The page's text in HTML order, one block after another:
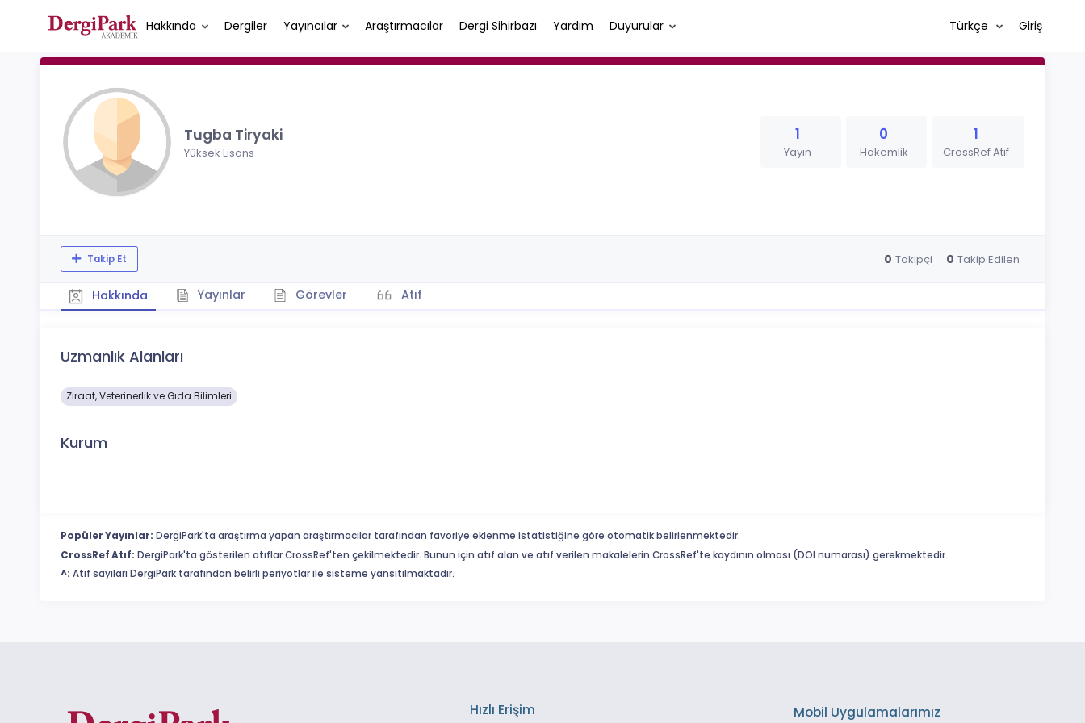
Hakkında Dergiler Yayıncılar Araştırmacılar Dergi Sihirbazı Yardım Duyurular Türkçe Giriş
Tugba Tiryaki
Yüksek Lisans
1
Yayın
0
Hakemlik
1
CrossRef Atıf
Takip Et 0 Takipçi 0 Takip Edilen
Hakkında Yayınlar Görevler Atıf
Uzmanlık Alanları
Ziraat, Veterinerlik ve Gıda Bilimleri
Kurum
Popüler Yayınlar: DergiPark'ta araştırma yapan araştırmacılar tarafından favoriye eklenme istatistiğine göre otomatik belirlenmektedir.
CrossRef Atıf: DergiPark'ta gösterilen atıflar CrossRef'ten çekilmektedir. Bunun için atıf alan ve atıf verilen makalelerin CrossRef'te kaydının olması (DOI numarası) gerekmektedir.
^: Atıf sayıları DergiPark tarafından belirli periyotlar ile sisteme yansıtılmaktadır.
Hızlı Erişim Mobil Uygulamalarımız